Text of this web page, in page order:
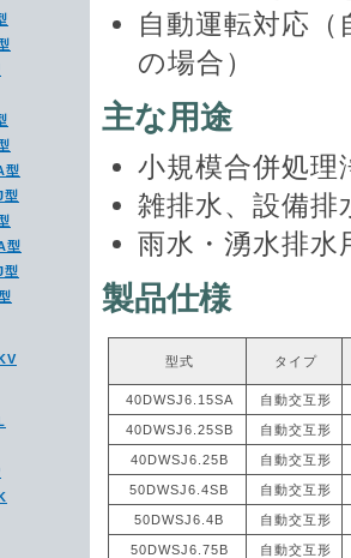
自動運転対応
の場合）
主な用途
小規模合併処理
雑排水、設備排
雨水・湧水排水
製品仕様
型式 タイプ
40DWSJ6.15SA 自動交互形
40DWSJ6.25SB 自動交互形
40DWSJ6.25B 自動交互形
50DWSJ6.4SB 自動交互形
50DWSJ6.4B 自動交互形
50DWSJ6.75B 自動交互形
型
型
型
型